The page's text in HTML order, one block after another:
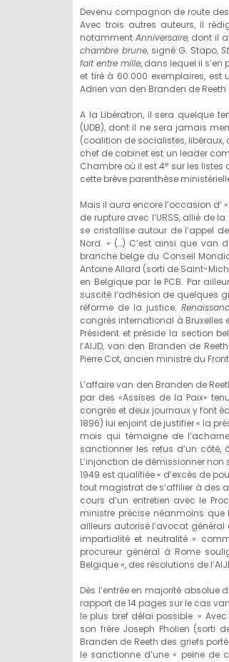
Devenu compagnon de route
Avec trois autres auteurs, il
notamment Anniversaire,dont il
chambre brune, signé G. Stapo,
fait entre mille, dans lequel il
et tiré à 60.000 exemplaires, est
Adrien van den Branden de
A la Libération, il sera quelque
(UDB), dont il ne sera jamais
(coalition de socialistes, libéraux,
chef de cabinet est un leader
Chambre où il est 4e sur les listes
cette brève parenthèse
Mais il aura encore l’occasion d’
de rupture avec l’URSS, allié de
se cristallise autour de l’appel
Nord. » (…) C’est ainsi que van
branche belge du Conseil
Antoine Allard (sorti de Saint-
en Belgique par le PCB. Par
suscité l’adhésion de quelques
réforme de la justice.
congrès international à Bruxelles
Président et préside la section
l’AIJD, van den Branden de
Pierre Cot, ancien ministre du
L’affaire van den Branden de
par des «Assises de la Paix»
congrès et deux journaux y font
1896) lui enjoint de justifier « la
mois qui témoigne de
sanctionner les refus d’un
L’injonction de démissionner non
1949 est qualifiée « d’excès de
tout magistrat de s’affilier à des
cours d’un entretien avec le
ministre précise néanmoins
ailleurs autorisé l’avocat général
impartialité et neutralité »
procureur général à Rome
Belgique », des résolutions de
Dès l’entrée en majorité
rapport de 14 pages sur le cas
le plus bref délai possible. »
son frère Joseph Pholien (sorti
Branden de Reeth des griefs
le sanctionne d’une « peine de